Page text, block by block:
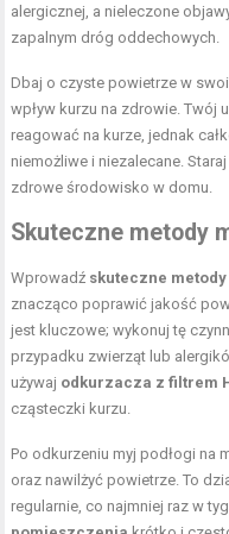
alergicznej, a nieleczone
zapalnym dróg oddechowych.
Dbaj o czyste powietrze w
wpływ kurzu na zdrowie. Twój
reagować na kurze, jednak
niemożliwe i niezalecane.
zdrowe środowisko w domu.
Skuteczne metody
Wprowadź skuteczne
znacząco poprawić jakość
jest kluczowe; wykonuj tę
przypadku zwierząt lub
używaj odkurzacza z filtrem
cząsteczki kurzu.
Po odkurzeniu myj podłogi na
oraz nawilżyć powietrze. To
regularnie, co najmniej raz w